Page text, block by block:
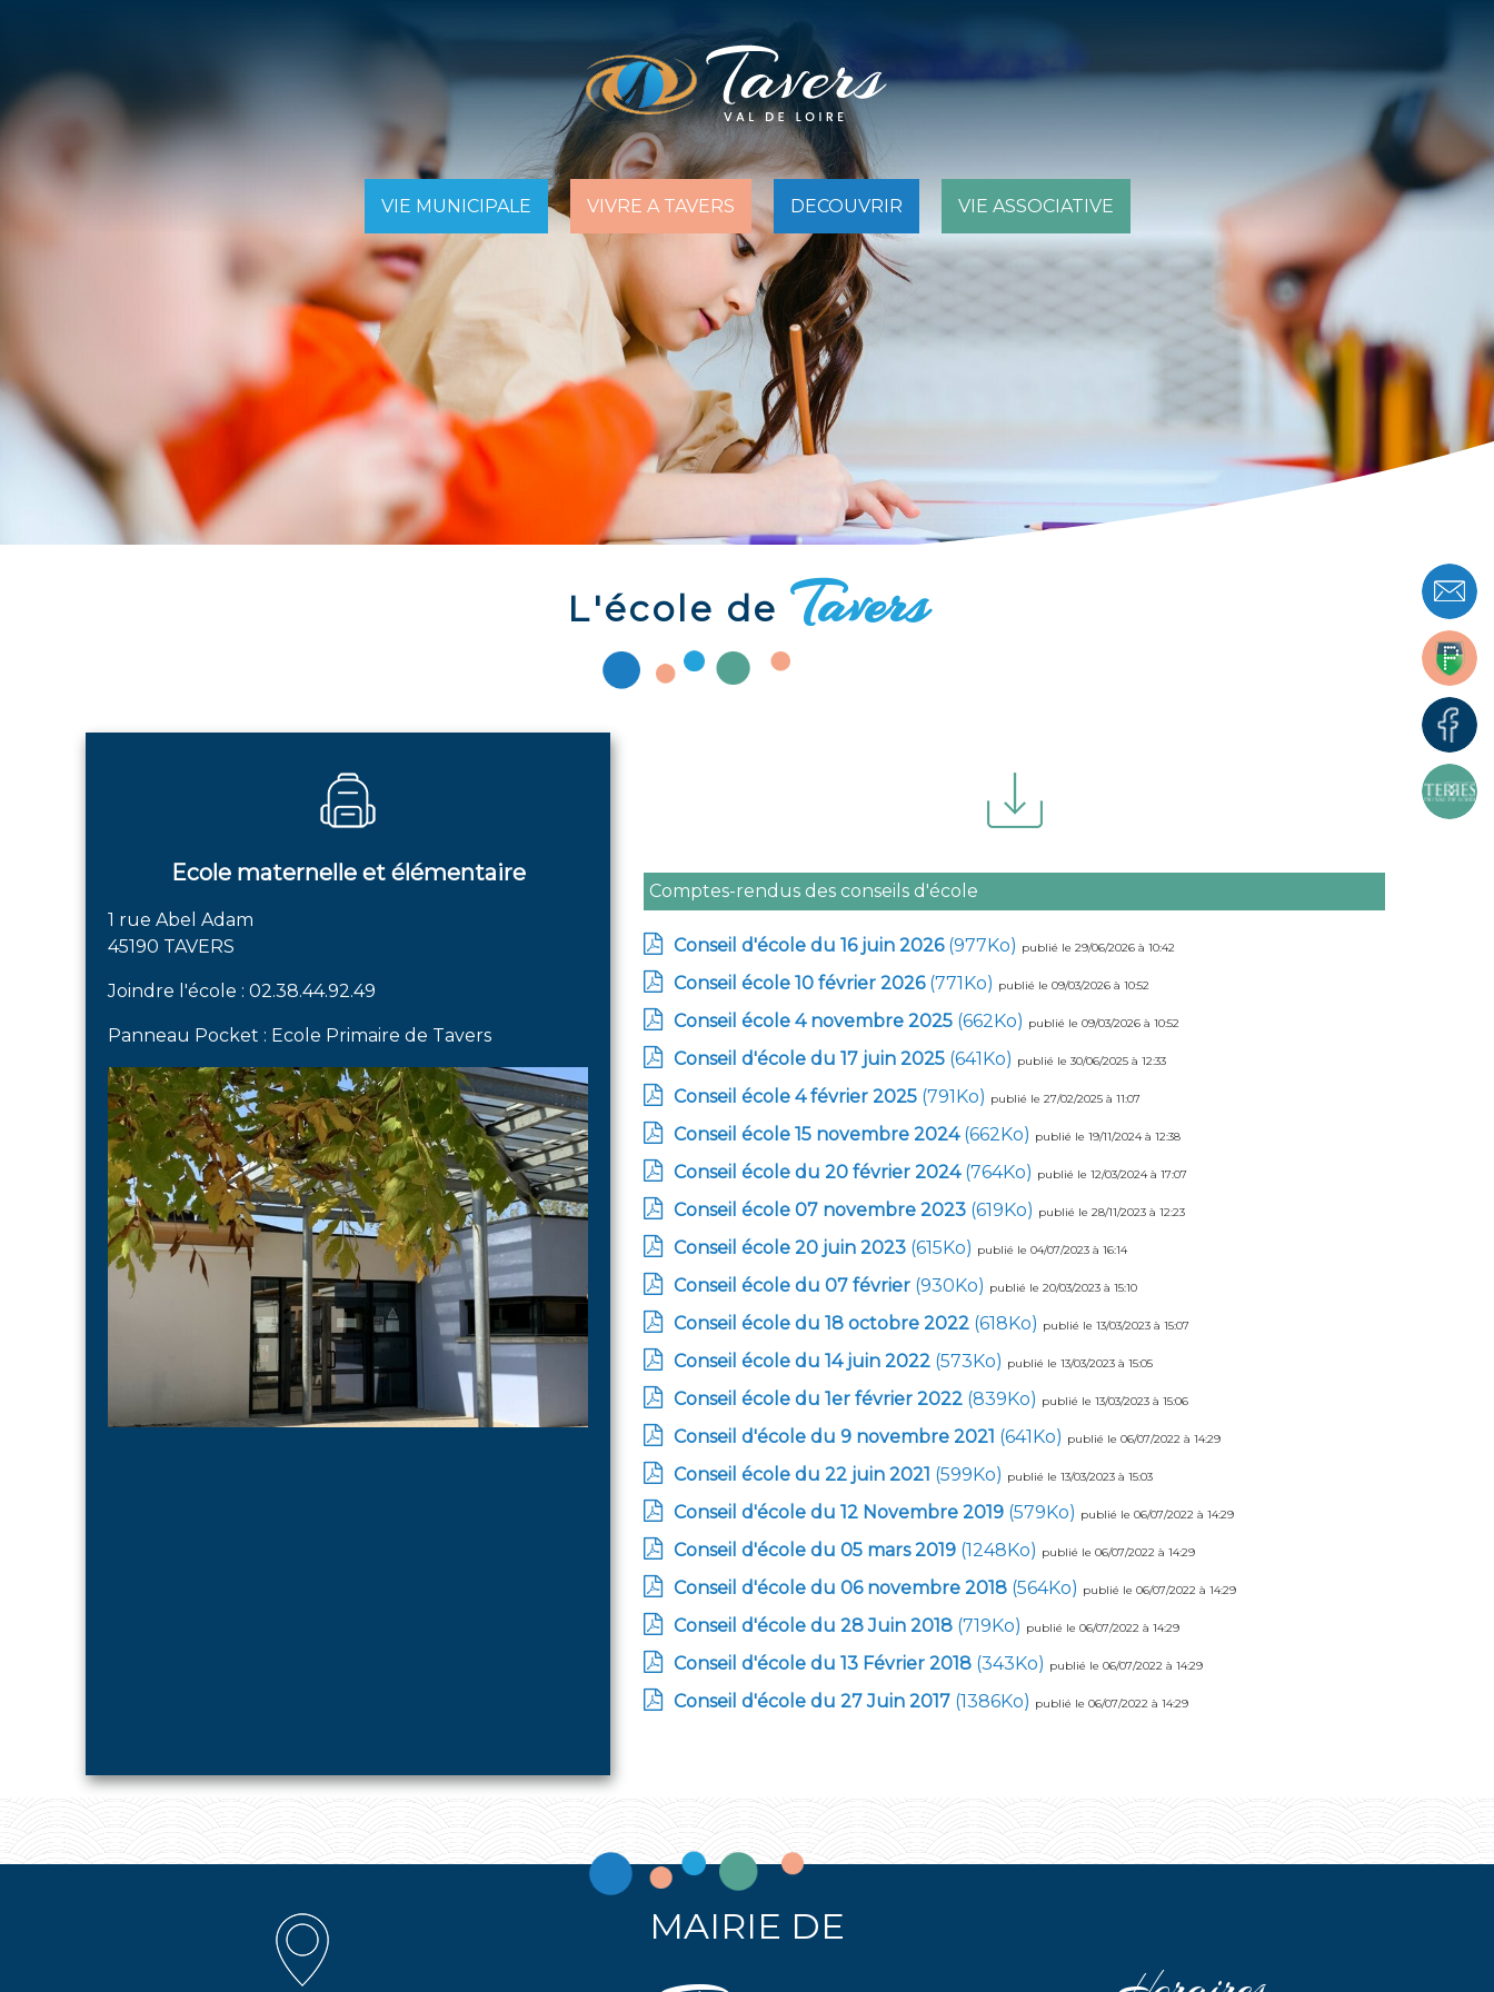
VIE MUNICIPALE VIVRE A TAVERS DECOUVRIR VIE ASSOCIATIVE
L'école de Tavers
Ecole maternelle et élémentaire
1 rue Abel Adam
45190 TAVERS
Joindre l'école :02.38.44.92.49
Panneau Pocket : Ecole Primaire de Tavers
Comptes-rendus des conseils d'école
Conseil d'école du 16 juin 2026(977Ko) publié le 29/06/2026 à 10:42
Conseil école 10 février 2026(771Ko) publié le 09/03/2026 à 10:52
Conseil école 4 novembre 2025 (662Ko) publié le 09/03/2026 à 10:52
Conseil d'école du 17 juin 2025 (641Ko) publié le 30/06/2025 à 12:33
Conseil école 4 février 2025 (791Ko) publié le 27/02/2025 à 11:07
Conseil école 15 novembre 2024(662Ko) publié le 19/11/2024 à 12:38
Conseil école du 20 février 2024(764Ko) publié le 12/03/2024 à 17:07
Conseil école 07 novembre 2023 (619Ko) publié le 28/11/2023 à 12:23
Conseil école 20 juin 2023 (615Ko) publié le 04/07/2023 à 16:14
Conseil école du 07 février (930Ko) publié le 20/03/2023 à 15:10
Conseil école du 18 octobre 2022 (618Ko) publié le 13/03/2023 à 15:07
Conseil école du 14 juin 2022 (573Ko) publié le 13/03/2023 à 15:05
Conseil école du 1er février 2022 (839Ko) publié le 13/03/2023 à 15:06
Conseil d'école du 9 novembre 2021 (641Ko) publié le 06/07/2022 à 14:29
Conseil école du 22 juin 2021 (599Ko) publié le 13/03/2023 à 15:03
Conseil d'école du 12 Novembre 2019 (579Ko) publié le 06/07/2022 à 14:29
Conseil d'école du 05 mars 2019 (1248Ko) publié le 06/07/2022 à 14:29
Conseil d'école du 06 novembre 2018 (564Ko) publié le 06/07/2022 à 14:29
Conseil d'école du 28 Juin 2018 (719Ko) publié le 06/07/2022 à 14:29
Conseil d'école du 13 Février 2018 (343Ko) publié le 06/07/2022 à 14:29
Conseil d'école du 27 Juin 2017 (1386Ko) publié le 06/07/2022 à 14:29
MAIRIE DE